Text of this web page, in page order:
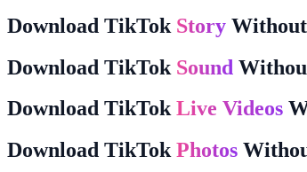
Download TikTok Story
Download TikTok Sound
Download TikTokLive Videos
Download TikTokPhotos